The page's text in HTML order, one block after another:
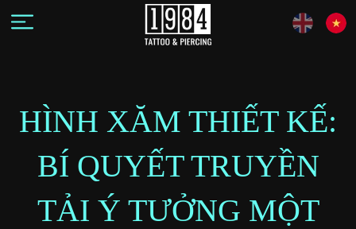
HÌNH XĂM THIẾT KẾ:
BÍ QUYẾT TRUYỀN
TẢI Ý TƯỞNG MỘT